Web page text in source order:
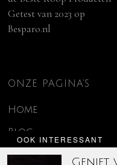
OOK INTERESSANT
Geniet
Getest van 2023 op
Besparo.nl
ONZE PAGINA’S
Home
Blog
Contact